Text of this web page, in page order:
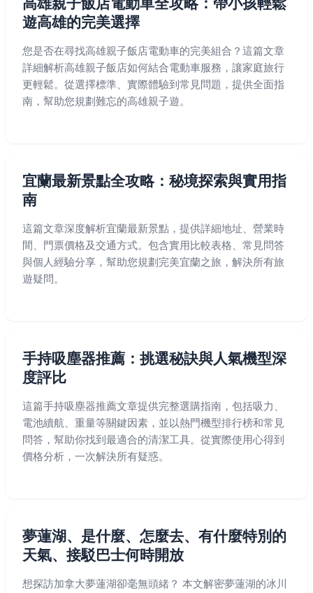
遊高雄的完美選擇
您是否在尋找高雄親子飯店電動車的完美組合？這篇文章
詳細解析高雄親子飯店如何結合電動車服務，讓家庭旅行
更輕鬆。從選擇標準、實際體驗到常見問題，提供全面指
南，幫助您規劃難忘的高雄親子遊。
宜蘭最新景點全攻略：秘境探索與實用指
南
這篇文章深度解析宜蘭最新景點，提供詳細地址、營業時
間、門票價格及交通方式。包含實用比較表格、常見問答
與個人經驗分享，幫助您規劃完美宜蘭之旅，解決所有旅
遊疑問。
手持吸塵器推薦：挑選秘訣與人氣機型深
度評比
這篇手持吸塵器推薦文章提供完整選購指南，包括吸力、
電池續航、重量等關鍵因素，並以熱門機型排行榜和常見
問答，幫助你找到最適合的清潔工具。從實際使用心得到
價格分析，一次解決所有疑惑。
夢蓮湖、是什麼、怎麼去、有什麼特別的
天氣、接駁巴士何時開放
想探訪加拿大夢蓮湖卻毫無頭緒？ 本文解密夢蓮湖的冰川